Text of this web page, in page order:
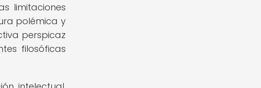
limitaciones
polémica y
perspicaz
filosóficas